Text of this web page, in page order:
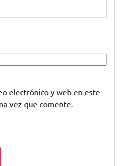
electrónico y web en este
vez que comente.